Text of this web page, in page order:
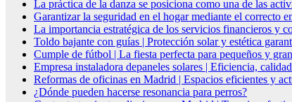
La práctica de la danza se posiciona como una de las
Garantizar la seguridad en el hogar mediante el correcto
La importancia estratégica de los servicios financieros y
Toldo bajante con guías | Protección solar y estética
Cumple de fútbol | La fiesta perfecta para pequeños y
Empresa instaladora depaneles solares | Eficiencia,
Reformas de oficinas en Madrid | Espacios eficientes y
¿Dónde pueden hacerse resonancia para perros?